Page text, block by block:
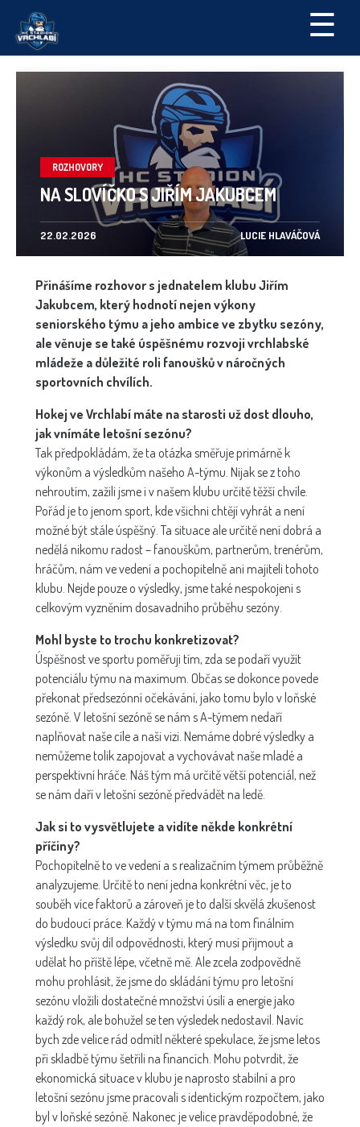
☰
ROZHOVORY
NA SLOVÍČKO S JIŘÍM JAKUBCEM
22.02.2026 LUCIE HLAVÁČOVÁ
Přinášíme rozhovor s jednatelem klubu Jiřím
Jakubcem, který hodnotí nejen výkony
seniorského týmu a jeho ambice ve zbytku sezóny,
ale věnuje se také úspěšnému rozvoji vrchlabské
mládeže a důležité roli fanoušků v náročných
sportovních chvílích.
Hokej ve Vrchlabí máte na starosti už dost dlouho,
jak vnímáte letošní sezónu?
Tak předpokládám, že ta otázka směřuje primárně k
výkonům a výsledkům našeho A-týmu. Nijak se z toho
nehroutím, zažili jsme i v našem klubu určitě těžší chvíle.
Pořád je to jenom sport, kde všichni chtějí vyhrát a není
možné být stále úspěšný. Ta situace ale určitě není dobrá a
nedělá nikomu radost – fanouškům, partnerům, trenérům,
hráčům, nám ve vedení a pochopitelně ani majiteli tohoto
klubu. Nejde pouze o výsledky, jsme také nespokojeni s
celkovým vyzněním dosavadního průběhu sezóny.
Mohl byste to trochu konkretizovat?
Úspěšnost ve sportu poměřuji tím, zda se podaří využít
potenciálu týmu na maximum. Občas se dokonce povede
překonat předsezónní očekávání, jako tomu bylo v loňské
sezóně. V letošní sezóně se nám s A-týmem nedaří
naplňovat naše cíle a naši vizi. Nemáme dobré výsledky a
nemůžeme tolik zapojovat a vychovávat naše mladé a
perspektivní hráče. Náš tým má určitě větší potenciál, než
se nám daří v letošní sezóně předvádět na ledě.
Jak si to vysvětlujete a vidíte někde konkrétní
příčiny?
Pochopitelně to ve vedení a s realizačním týmem průběžně
analyzujeme. Určitě to není jedna konkrétní věc, je to
souběh více faktorů a zároveň je to další skvělá zkušenost
do budoucí práce. Každý v týmu má na tom finálním
výsledku svůj díl odpovědnosti, který musí přijmout a
udělat ho příště lépe, včetně mě. Ale zcela zodpovědně
mohu prohlásit, že jsme do skládání týmu pro letošní
sezónu vložili dostatečné množství úsilí a energie jako
každý rok, ale bohužel se ten výsledek nedostavil. Navíc
bych zde velice rád odmítl některé spekulace, že jsme letos
při skladbě týmu šetřili na financích. Mohu potvrdit, že
ekonomická situace v klubu je naprosto stabilní a pro
letošní sezónu jsme pracovali s identickým rozpočtem, jako
byl v loňské sezóně. Nakonec je velice pravděpodobné, že